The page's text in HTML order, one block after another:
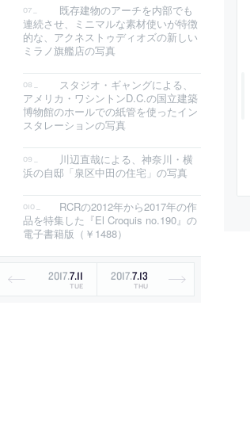
既存建物のアーチを内部でも
連続させ、ミニマルな素材使いが特徴
的な、アクネストゥディオズの新しい
ミラノ旗艦店の写真
スタジオ・ギャングによる、
アメリカ・ワシントンD.C.の国立建築
博物館のホールでの紙管を使ったイン
スタレーションの写真
川辺直哉による、神奈川・横
浜の自邸「泉区中田の住宅」の写真
RCRの2012年から2017年の作
品を特集した『El Croquis no.190』の
電子書籍版（￥1488）
2017.7.11
TUE
2017.7.13
THU